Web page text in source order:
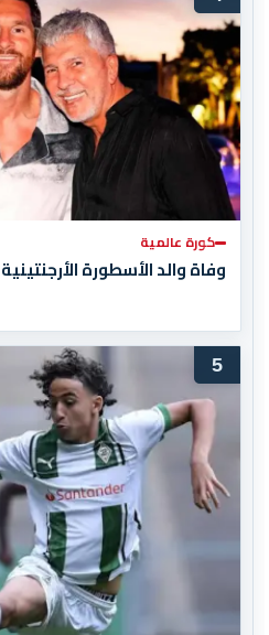
كورة عالمية
وفاة والد الأسطورة
5